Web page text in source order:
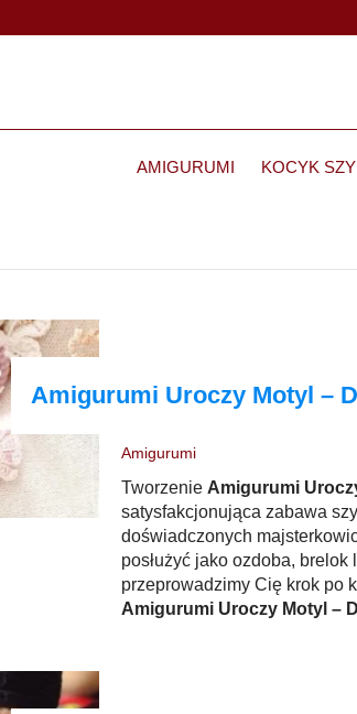
AMIGURUMI KOCYK
Amigurumi Uroczy Motyl –
Amigurumi
Tworzenie Amigurumi
satysfakcjonująca zabawa
doświadczonych
posłużyć jako ozdoba,
przeprowadzimy Cię krok po
Amigurumi Uroczy Motyl –